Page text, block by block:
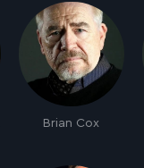
Brian Cox